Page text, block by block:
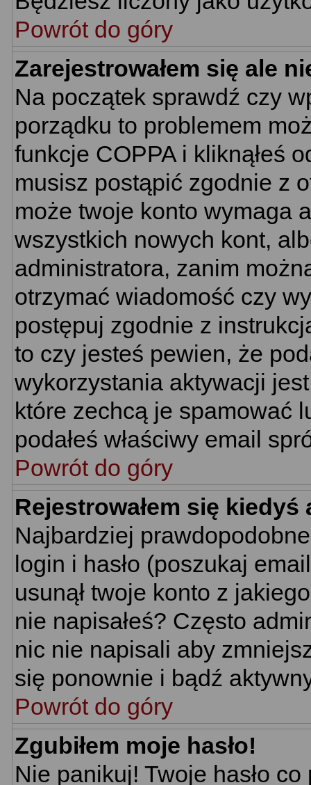
Powrót do góry
Zarejestrowałem się ale
Na początek sprawdź czy
porządku to problemem
funkcje COPPA i kliknąłeś
musisz postąpić zgodnie z
może twoje konto wymaga
wszystkich nowych kont,
administratora, zanim
otrzymać wiadomość czy
postępuj zgodnie z
to czy jesteś pewien, że
wykorzystania aktywacji
które zechcą je spamować
podałeś właściwy email
Powrót do góry
Rejestrowałem się
Najbardziej
login i hasło (poszukaj
usunął twoje konto z
nie napisałeś? Często
nic nie napisali aby
się ponownie i bądź
Powrót do góry
Zgubiłem moje hasło!
Nie panikuj! Twoje hasło